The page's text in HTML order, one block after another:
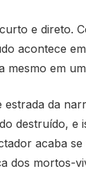
e direto.
acontece
mesmo em
da
destruído, e
acaba
dos mortos-